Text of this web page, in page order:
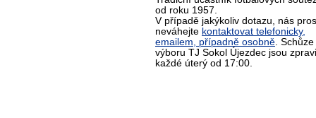
od roku 1957.
V případě jakýkoliv dotazu, nás
neváhejte kontaktovat telefonicky,
emailem, případně osobně. Schůze
výboru TJ Sokol Újezdec jsou
každé úterý od 17:00.